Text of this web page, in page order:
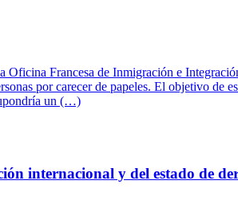
Oficina Francesa de Inmigración e
por carecer de papeles. El objetivo de
un (…)
internacional y del estado de